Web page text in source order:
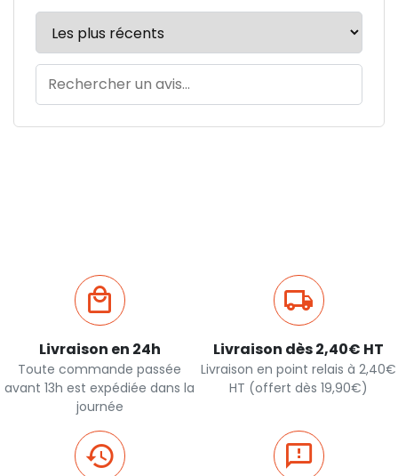
Livraison en 24h
Toute commande passée
avant 13h est expédiée dans la
journée
Livraison dès 2,40€ HT
Livraison en point relais à 2,40€
HT (offert dès 19,90€)